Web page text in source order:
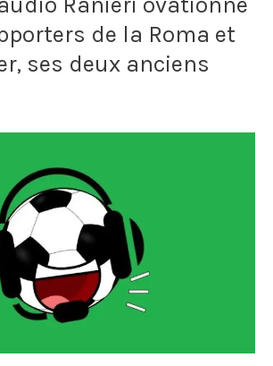
de la Roma et
ses deux anciens